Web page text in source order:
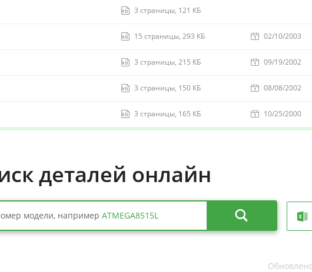
3 страницы, 121 КБ
15 страницы, 293 КБ 02/10/2003
3 страницы, 215 КБ 09/19/2002
3 страницы, 150 КБ 08/08/2002
3 страницы, 165 КБ 10/25/2000
деталей онлайн
модели, например ATMEGA8515L